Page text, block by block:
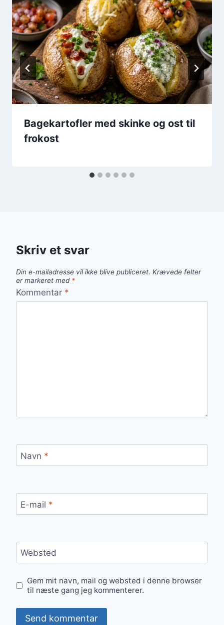
Bagekartofler med skinke og ost til
frokost
Skriv et svar
Din e-mailadresse vil ikke blive publiceret. Krævede felter
er markeret med *
Kommentar *
Navn *
E-mail *
Websted
Gem mit navn, mail og websted i denne browser
til næste gang jeg kommenterer.